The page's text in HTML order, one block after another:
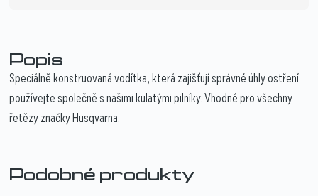
Popis
Speciálně konstruovaná vodítka, která zajišťují správné úhly ostření.
používejte společně s našimi kulatými pilníky. Vhodné pro všechny
řetězy značky Husqvarna.
Podobné produkty